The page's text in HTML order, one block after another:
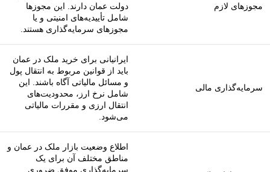
مجوزهای لازم
دولت عمان دارند. این مجوزها
شامل تأییدیه‌های امنیتی و یا
مجوزهای سرمایه‌گذاری هستند.
سرمایه‌گذاری مالی
ایرانیانی برای خرید ملک در عمان
باید از قوانین مربوط به انتقال پول
و مسائل مالیاتی آگاه باشند. این
شامل نرخ ارز، محدودیت‌های
انتقال ارزی و مقررات مالیاتی
می‌شود.
اطلاع وضعیت بازار ملک در عمان و
مناطق مختلف آن برای یک
سرمایه‌گذاری موفق ضروری